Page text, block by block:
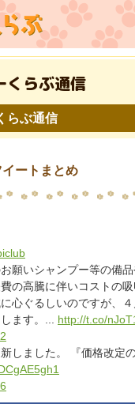
くらぶ通信
らぶ通信
ートまとめ
願いシャンプー等の備
の高騰に伴いコストの
心ぐるしいのですが、
ます。... http://t.co/
しました。 『価格改定の